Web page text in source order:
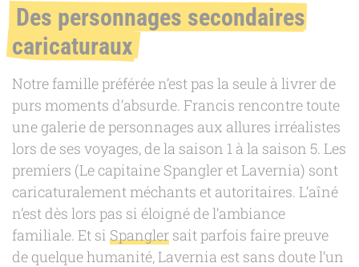
Des personnages secondaires
caricaturaux
Notre famille préférée n’est pas la seule à livrer de
purs moments d’absurde. Francis rencontre toute
une galerie de personnages aux allures irréalistes
lors de ses voyages, de la saison 1 à la saison 5. Les
premiers (Le capitaine Spangler et Lavernia) sont
caricaturalement méchants et autoritaires. L’aîné
n’est dès lors pas si éloigné de l’ambiance
familiale. Et si Spangler sait parfois faire preuve
de quelque humanité, Lavernia est sans doute l’un